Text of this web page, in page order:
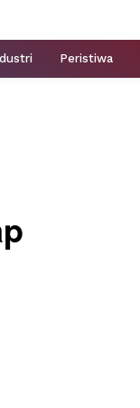
Peristiwa